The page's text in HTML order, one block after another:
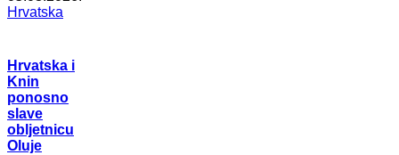
Hrvatska
Hrvatska i
Knin
ponosno
slave
obljetnicu
Oluje